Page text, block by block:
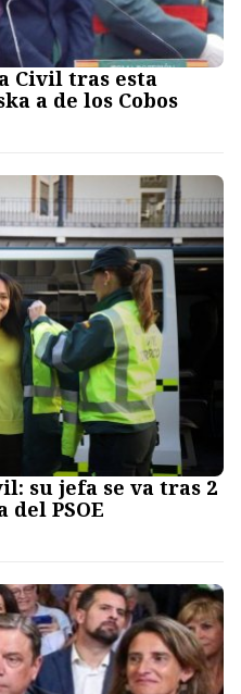
Civil tras esta
a de los Cobos
su jefa se va tras 2
PSOE